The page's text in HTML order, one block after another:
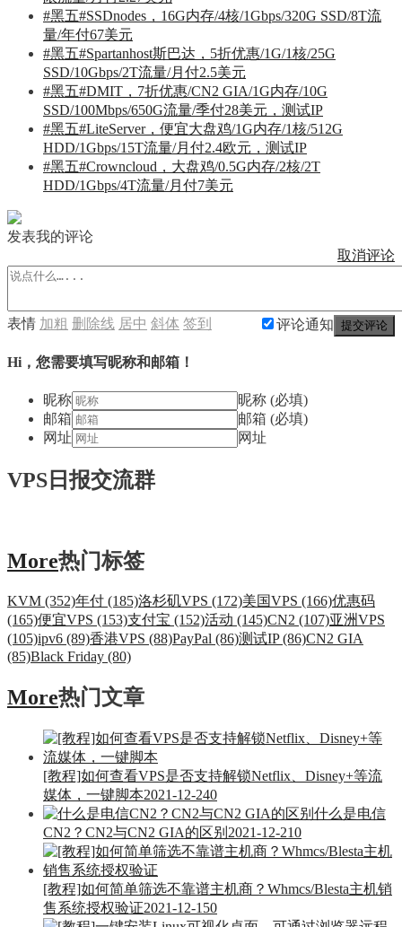
#黑五#SSDnodes，16G内存/4核/1Gbps/320G SSD/8T流
量/年付67美元
#黑五#Spartanhost斯巴达，5折优惠/1G/1核/25G
SSD/10Gbps/2T流量/月付2.5美元
#黑五#DMIT，7折优惠/CN2 GIA/1G内存/10G
SSD/100Mbps/650G流量/季付28美元，测试IP
#黑五#LiteServer，便宜大盘鸡/1G内存/1核/512G
HDD/1Gbps/15T流量/月付2.4欧元，测试IP
#黑五#Crowncloud，大盘鸡/0.5G内存/2核/2T
HDD/1Gbps/4T流量/月付7美元
发表我的评论
取消评论
提交评论
评论通知
表情 加粗 删除线 居中 斜体 签到
Hi，您需要填写昵称和邮箱！
昵称
昵称 (必填)
邮箱
邮箱 (必填)
网址
网址
VPS日报交流群
More热门标签
KVM (352)年付 (185)洛杉矶VPS (172)美国VPS (166)优惠码
(165)便宜VPS (153)支付宝 (152)活动 (145)CN2 (107)亚洲VPS
(105)ipv6 (89)香港VPS (88)PayPal (86)测试IP (86)CN2 GIA
(85)Black Friday (80)
More热门文章
[教程]如何查看VPS是否支持解锁Netflix、Disney+等流
媒体，一键脚本2021-12-240
什么是电信
CN2？CN2与CN2 GIA的区别 2021-12-210
[教程]如何简单筛选不靠谱主机商？Whmcs/Blesta主机销
售系统授权验证2021-12-150